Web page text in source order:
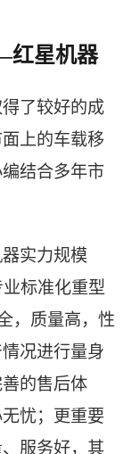
红星机器
了较好的成
上的车载移
结合多年市
实力规模
标准化重型
，质量高，性
况进行量身
的售后体
忧；更重要
服务好，其